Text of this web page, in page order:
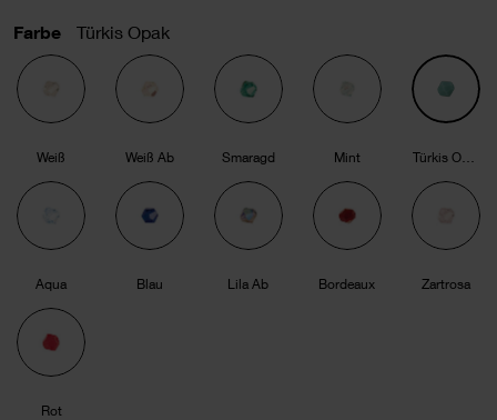
Farbe Türkis Opak
Weiß Weiß Ab Smaragd Mint
Aqua Blau Lila Ab Bordeaux Zartrosa
Rot